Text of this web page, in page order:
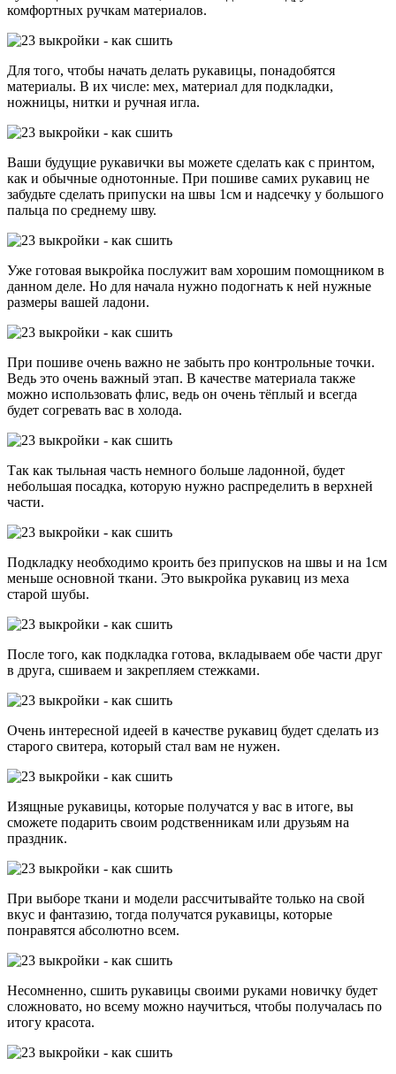
комфортных ручкам материалов.
Для того, чтобы начать делать рукавицы, понадобятся
материалы. В их числе: мех, материал для подкладки,
ножницы, нитки и ручная игла.
Ваши будущие рукавички вы можете сделать как с принтом,
как и обычные однотонные. При пошиве самих рукавиц не
забудьте сделать припуски на швы 1см и надсечку у большого
пальца по среднему шву.
Уже готовая выкройка послужит вам хорошим помощником в
данном деле. Но для начала нужно подогнать к ней нужные
размеры вашей ладони.
При пошиве очень важно не забыть про контрольные точки.
Ведь это очень важный этап. В качестве материала также
можно использовать флис, ведь он очень тёплый и всегда
будет согревать вас в холода.
Так как тыльная часть немного больше ладонной, будет
небольшая посадка, которую нужно распределить в верхней
части.
Подкладку необходимо кроить без припусков на швы и на 1см
меньше основной ткани. Это выкройка рукавиц из меха
старой шубы.
После того, как подкладка готова, вкладываем обе части друг
в друга, сшиваем и закрепляем стежками.
Очень интересной идеей в качестве рукавиц будет сделать из
старого свитера, который стал вам не нужен.
Изящные рукавицы, которые получатся у вас в итоге, вы
сможете подарить своим родственникам или друзьям на
праздник.
При выборе ткани и модели рассчитывайте только на свой
вкус и фантазию, тогда получатся рукавицы, которые
понравятся абсолютно всем.
Несомненно, сшить рукавицы своими руками новичку будет
сложновато, но всему можно научиться, чтобы получалась по
итогу красота.